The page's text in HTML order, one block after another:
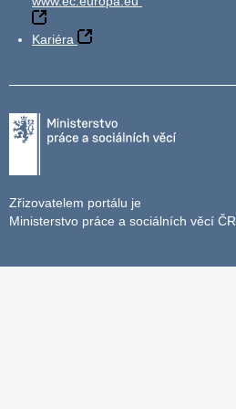
Kariéra
Zřizovatelem portálu je
Ministerstvo práce a sociálních věcí ČR